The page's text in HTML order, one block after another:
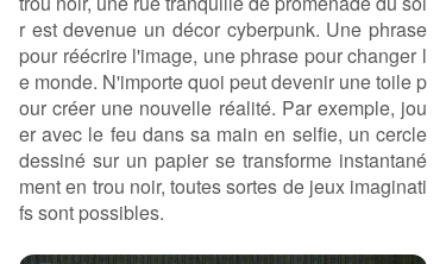
r est devenue un décor cyberpunk. Une phrase
pour réécrire l'image, une phrase pour changer l
e monde. N'importe quoi peut devenir une toile p
our créer une nouvelle réalité. Par exemple, jou
er avec le feu dans sa main en selfie, un cercle
dessiné sur un papier se transforme instantané
ment en trou noir, toutes sortes de jeux imaginati
fs sont possibles.